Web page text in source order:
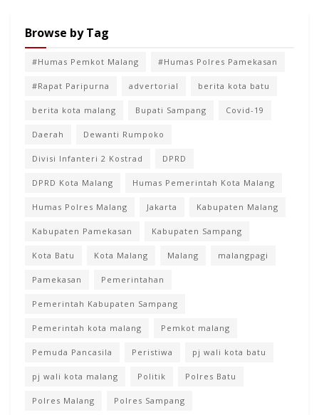
Browse by Tag
#Humas Pemkot Malang #Humas Polres Pamekasan
#Rapat Paripurna advertorial berita kota batu
berita kota malang Bupati Sampang Covid-19
Daerah Dewanti Rumpoko
Divisi Infanteri 2 Kostrad DPRD
DPRD Kota Malang Humas Pemerintah Kota Malang
Humas Polres Malang Jakarta Kabupaten Malang
Kabupaten Pamekasan Kabupaten Sampang
Kota Batu Kota Malang Malang malangpagi
Pamekasan Pemerintahan
Pemerintah Kabupaten Sampang
Pemerintah kota malang Pemkot malang
Pemuda Pancasila Peristiwa pj wali kota batu
pj wali kota malang Politik Polres Batu
Polres Malang Polres Sampang